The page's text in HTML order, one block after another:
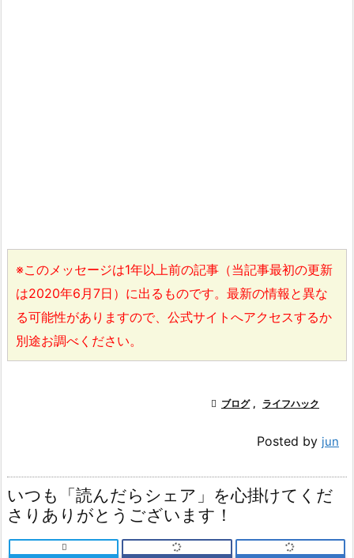
※このメッセージは1年以上前の記事（当記事最初の更新
は2020年6月7日）に出るものです。最新の情報と異な
る可能性がありますので、公式サイトへアクセスするか
別途お調べください。
 ブログ , ライフハック
Posted by jun
いつも「読んだらシェア」を心掛けてくだ
さりありがとうございます！
